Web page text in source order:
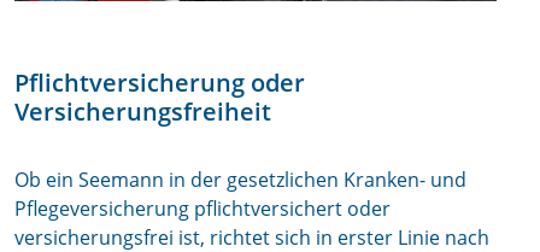
Pflichtversicherung oder
Versicherungsfreiheit
Ob ein Seemann in der gesetzlichen Kranken- und
Pflegeversicherung pflichtversichert oder
versicherungsfrei ist, richtet sich in erster Linie nach